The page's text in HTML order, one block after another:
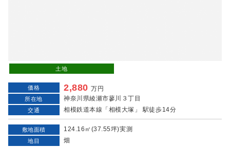
土地
価格 2,880万円
所在地 神奈川県綾瀬市蓼川３丁目
交通 相模鉄道本線「相模大塚」 駅徒歩14分
敷地面積 124.16㎡(37.55坪)実測
地目 畑